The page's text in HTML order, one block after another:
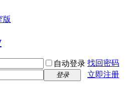
版
自动登录 找回密码
登录
立即注册